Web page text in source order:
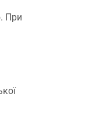
При